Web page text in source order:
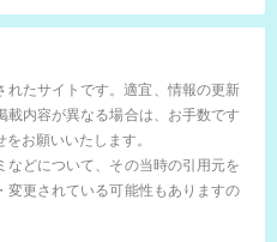
たサイトです。適宜、情報の更新
載内容が異なる場合は、お手数です
お願いいたします。
などについて、その当時の引用元を
変更されている可能性もありますの